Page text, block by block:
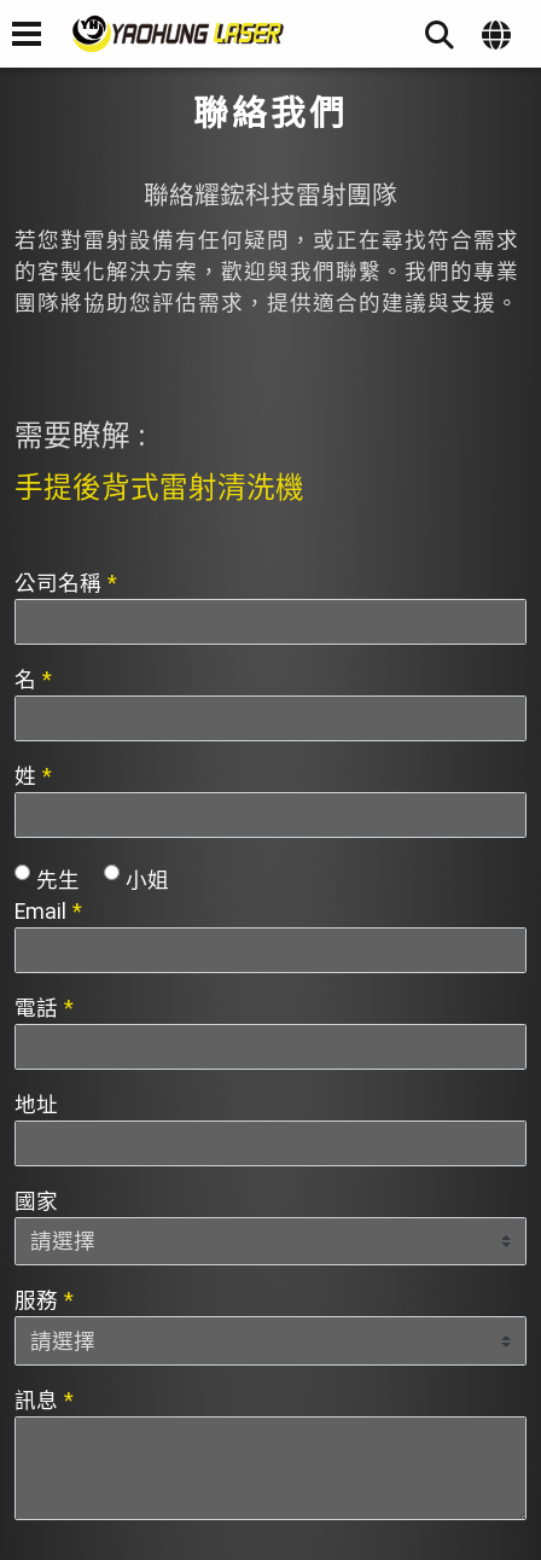
聯絡我們
聯絡耀鋐科技雷射團隊
若您對雷射設備有任何疑問，或正在尋找符合需求
的客製化解決方案，歡迎與我們聯繫。我們的專業
團隊將協助您評估需求，提供適合的建議與支援。
需要瞭解 :
手提後背式雷射清洗機
公司名稱 *
名 *
姓 *
先生
小姐
Email *
電話 *
地址
國家
服務 *
訊息 *